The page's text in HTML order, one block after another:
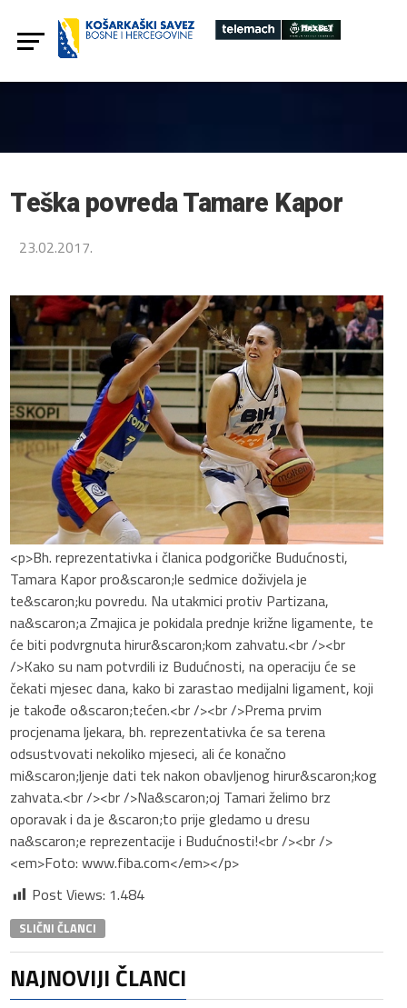
Teška povreda Tamare Kapor
23.02.2017.
<p>Bh. reprezentativka i članica podgoričke Budućnosti,
Tamara Kapor pro&scaron;le sedmice doživjela je
te&scaron;ku povredu. Na utakmici protiv Partizana,
na&scaron;a Zmajica je pokidala prednje križne ligamente, te
će biti podvrgnuta hirur&scaron;kom zahvatu.<br /><br
/>Kako su nam potvrdili iz Budućnosti, na operaciju će se
čekati mjesec dana, kako bi zarastao medijalni ligament, koji
je takođe o&scaron;tećen.<br /><br />Prema prvim
procjenama ljekara, bh. reprezentativka će sa terena
odsustvovati nekoliko mjeseci, ali će konačno
mi&scaron;ljenje dati tek nakon obavljenog hirur&scaron;kog
zahvata.<br /><br />Na&scaron;oj Tamari želimo brz
oporavak i da je &scaron;to prije gledamo u dresu
na&scaron;e reprezentacije i Budućnosti!<br /><br />
<em>Foto: www.fiba.com</em></p>
Post Views: 1.484
SLIČNI ČLANCI
NAJNOVIJI ČLANCI